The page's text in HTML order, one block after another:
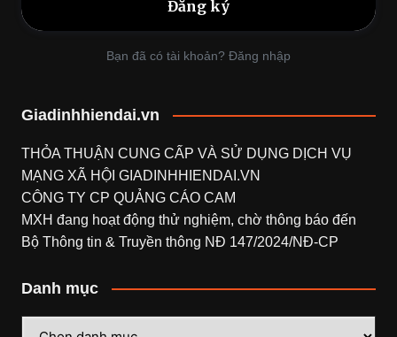
Bạn đã có tài khoản? Đăng nhập
Giadinhhiendai.vn
THỎA THUẬN CUNG CẤP VÀ SỬ DỤNG DỊCH VỤ
MẠNG XÃ HỘI GIADINHHIENDAI.VN
CÔNG TY CP QUẢNG CÁO CAM
MXH đang hoạt động thử nghiệm, chờ thông báo đến
Bộ Thông tin & Truyền thông NĐ 147/2024/NĐ-CP
Danh mục